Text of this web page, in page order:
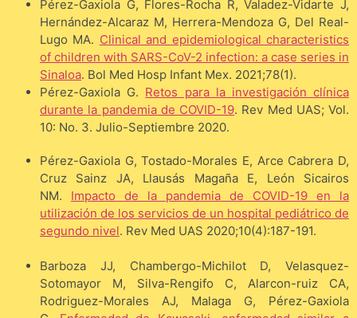
Pérez-Gaxiola G, Flores-Rocha R, Valadez-Vidarte J,
Hernández-Alcaraz M, Herrera-Mendoza G, Del Real-
Lugo MA. Clinical and epidemiological characteristics
of children with SARS-CoV-2 infection: a case series in
Sinaloa. Bol Med Hosp Infant Mex. 2021;78(1).
Pérez-Gaxiola G. Retos para la investigación clínica
durante la pandemia de COVID-19. Rev Med UAS; Vol.
10: No. 3. Julio-Septiembre 2020.
Pérez-Gaxiola G, Tostado-Morales E, Arce Cabrera D,
Cruz Sainz JA, Llausás Magaña E, León Sicairos
NM. Impacto de la pandemia de COVID-19 en la
utilización de los servicios de un hospital pediátrico de
segundo nivel. Rev Med UAS 2020;10(4):187-191.
Barboza JJ, Chambergo-Michilot D, Velasquez-
Sotomayor M, Silva-Rengifo C, Alarcon-ruiz CA,
Rodriguez-Morales AJ, Malaga G, Pérez-Gaxiola